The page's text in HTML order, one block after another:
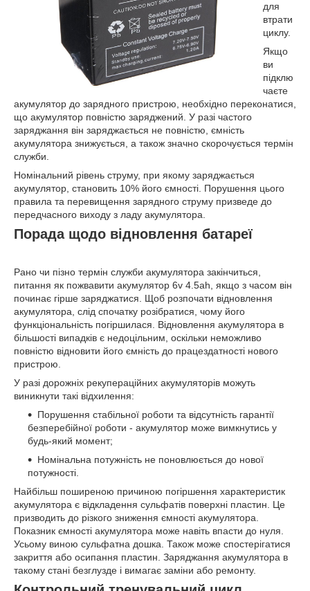
для
втрати
циклу.
Якщо
ви
підклю
чаєте
акумулятор до зарядного пристрою, необхідно переконатися,
що акумулятор повністю заряджений. У разі частого
заряджання він заряджається не повністю, ємність
акумулятора знижується, а також значно скорочується термін
служби.
Номінальний рівень струму, при якому заряджається
акумулятор, становить 10% його ємності. Порушення цього
правила та перевищення зарядного струму призведе до
передчасного виходу з ладу акумулятора.
Порада щодо відновлення батареї
Рано чи пізно термін служби акумулятора закінчиться,
питання як пожвавити акумулятор 6v 4.5ah, якщо з часом він
починає гірше заряджатися. Щоб розпочати відновлення
акумулятора, слід спочатку розібратися, чому його
функціональність погіршилася. Відновлення акумулятора в
більшості випадків є недоцільним, оскільки неможливо
повністю відновити його ємність до працездатності нового
пристрою.
У разі дорожніх рекупераційних акумуляторів можуть
виникнути такі відхилення:
Порушення стабільної роботи та відсутність гарантії
безперебійної роботи - акумулятор може вимкнутись у
будь-який момент;
Номінальна потужність не поновлюється до нової
потужності.
Найбільш поширеною причиною погіршення характеристик
акумулятора є відкладення сульфатів поверхні пластин. Це
призводить до різкого зниження ємності акумулятора.
Показник ємності акумулятора може навіть впасти до нуля.
Усьому виною сульфатна дошка. Також може спостерігатися
закриття або осипання пластин. Заряджання акумулятора в
такому стані безглузде і вимагає заміни або ремонту.